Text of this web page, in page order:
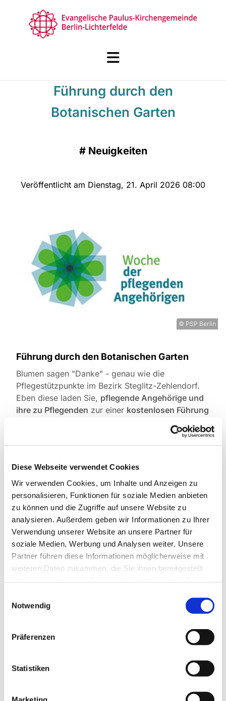
Diese Webseite verwendet Cookies
Wir verwenden Cookies, um Inhalte und Anzeigen zu
personalisieren, Funktionen für soziale Medien anbieten
zu können und die Zugriffe auf unsere Website zu
analysieren. Außerdem geben wir Informationen zu Ihrer
Verwendung unserer Website an unsere Partner für
soziale Medien, Werbung und Analysen weiter. Unsere
Partner führen diese Informationen möglicherweise mit
weiteren Daten zusammen, die Sie ihnen bereitgestellt
Notwendig
Präferenzen
Statistiken
Führung durch den
Botanischen Garten
# Neuigkeiten
Veröffentlicht am Dienstag, 21. April 2026 08:00
© PSP Berlin
Führung durch den Botanischen Garten
Blumen sagen "Danke" - genau wie die
Pflegestützpunkte im Bezirk Steglitz-Zehlendorf.
Eben diese laden Sie, pflegende Angehörige und
ihre zu Pflegenden zur einer kostenlosen Führung
Montag, 04. Mai um 10.00 Uhr
Treffpunkt ist das Besucherzentrum
am Eingang Königin-Luise-Straße 6-8, 14195
Berlin
Die Teilnahmezahl ist begrenzt - es wird deshalb
um Anmeldung gebeten imPflegestützpunkt
Steglitz
Telefon: 030 76902600
E-Mail: steglitz@pspberlin.de
Dies könnte Sie auch